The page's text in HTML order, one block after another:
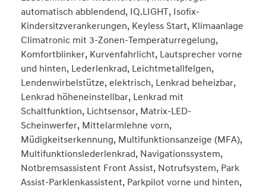
automatisch abblendend, IQ.LIGHT, Isofix-
Kindersitzverankerungen, Keyless Start, Klimaanlage
Climatronic mit 3-Zonen-Temperaturregelung,
Komfortblinker, Kurvenfahrlicht, Lautsprecher vorne
und hinten, Lederlenkrad, Leichtmetallfelgen,
Lendenwirbelstütze, elektrisch, Lenkrad beheizbar,
Lenkrad höheneinstellbar, Lenkrad mit
Schaltfunktion, Lichtsensor, Matrix-LED-
Scheinwerfer, Mittelarmlehne vorn,
Müdigkeitserkennung, Multifunktionsanzeige (MFA),
Multifunktionslederlenkrad, Navigationssystem,
Notbremsassistent Front Assist, Notrufsystem, Park
Assist-Parklenkassistent, Parkpilot vorne und hinten,